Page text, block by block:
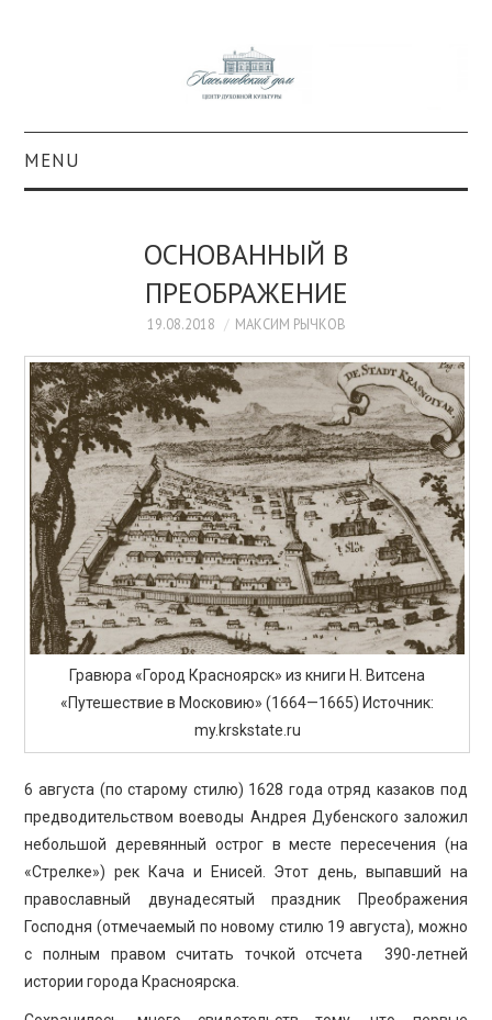
MENU
КОЛЛЕКЦИИ
КУЛЬТУРА
ОБРАЗОВАНИЕ
ПРОСВЕЩЕНИЕ
ОСНОВАННЫЙ В
ПРЕОБРАЖЕНИЕ
19.08.2018 МАКСИМ РЫЧКОВ
Гравюра «Город Красноярск» из книги Н. Витсена
«Путешествие в Московию» (1664—1665) Источник:
my.krskstate.ru
6 августа (по старому стилю) 1628 года отряд казаков под
предводительством воеводы Андрея Дубенского заложил
небольшой деревянный острог в месте пересечения (на
«Стрелке») рек Кача и Енисей. Этот день, выпавший на
православный двунадесятый праздник Преображения
Господня (отмечаемый по новому стилю 19 августа), можно
с полным правом считать точкой отсчета 390-летней
истории города Красноярска.